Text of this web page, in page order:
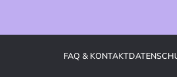
FAQ & KONTAKT